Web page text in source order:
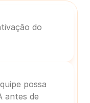
do
possa
antes de